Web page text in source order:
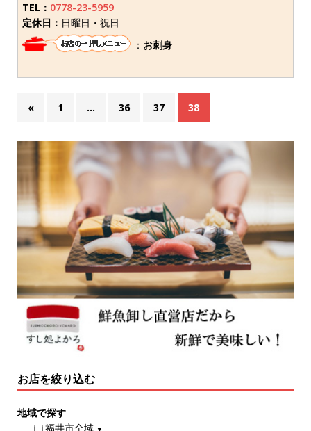
TEL： 0778-23-5959
定休日： 日曜日・祝日
： お刺身
« 1 … 36 37 38
お店を絞り込む
地域で探す
福井市全域 ▼